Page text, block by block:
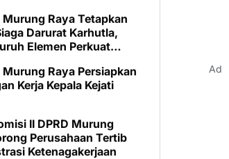
Murung Raya Tetapkan
Darurat Karhutla,
Elemen Perkuat
Murung Raya Persiapkan
Kerja Kepala Kejati
II DPRD Murung
Perusahaan Tertib
Ketenagakerjaan
Ad